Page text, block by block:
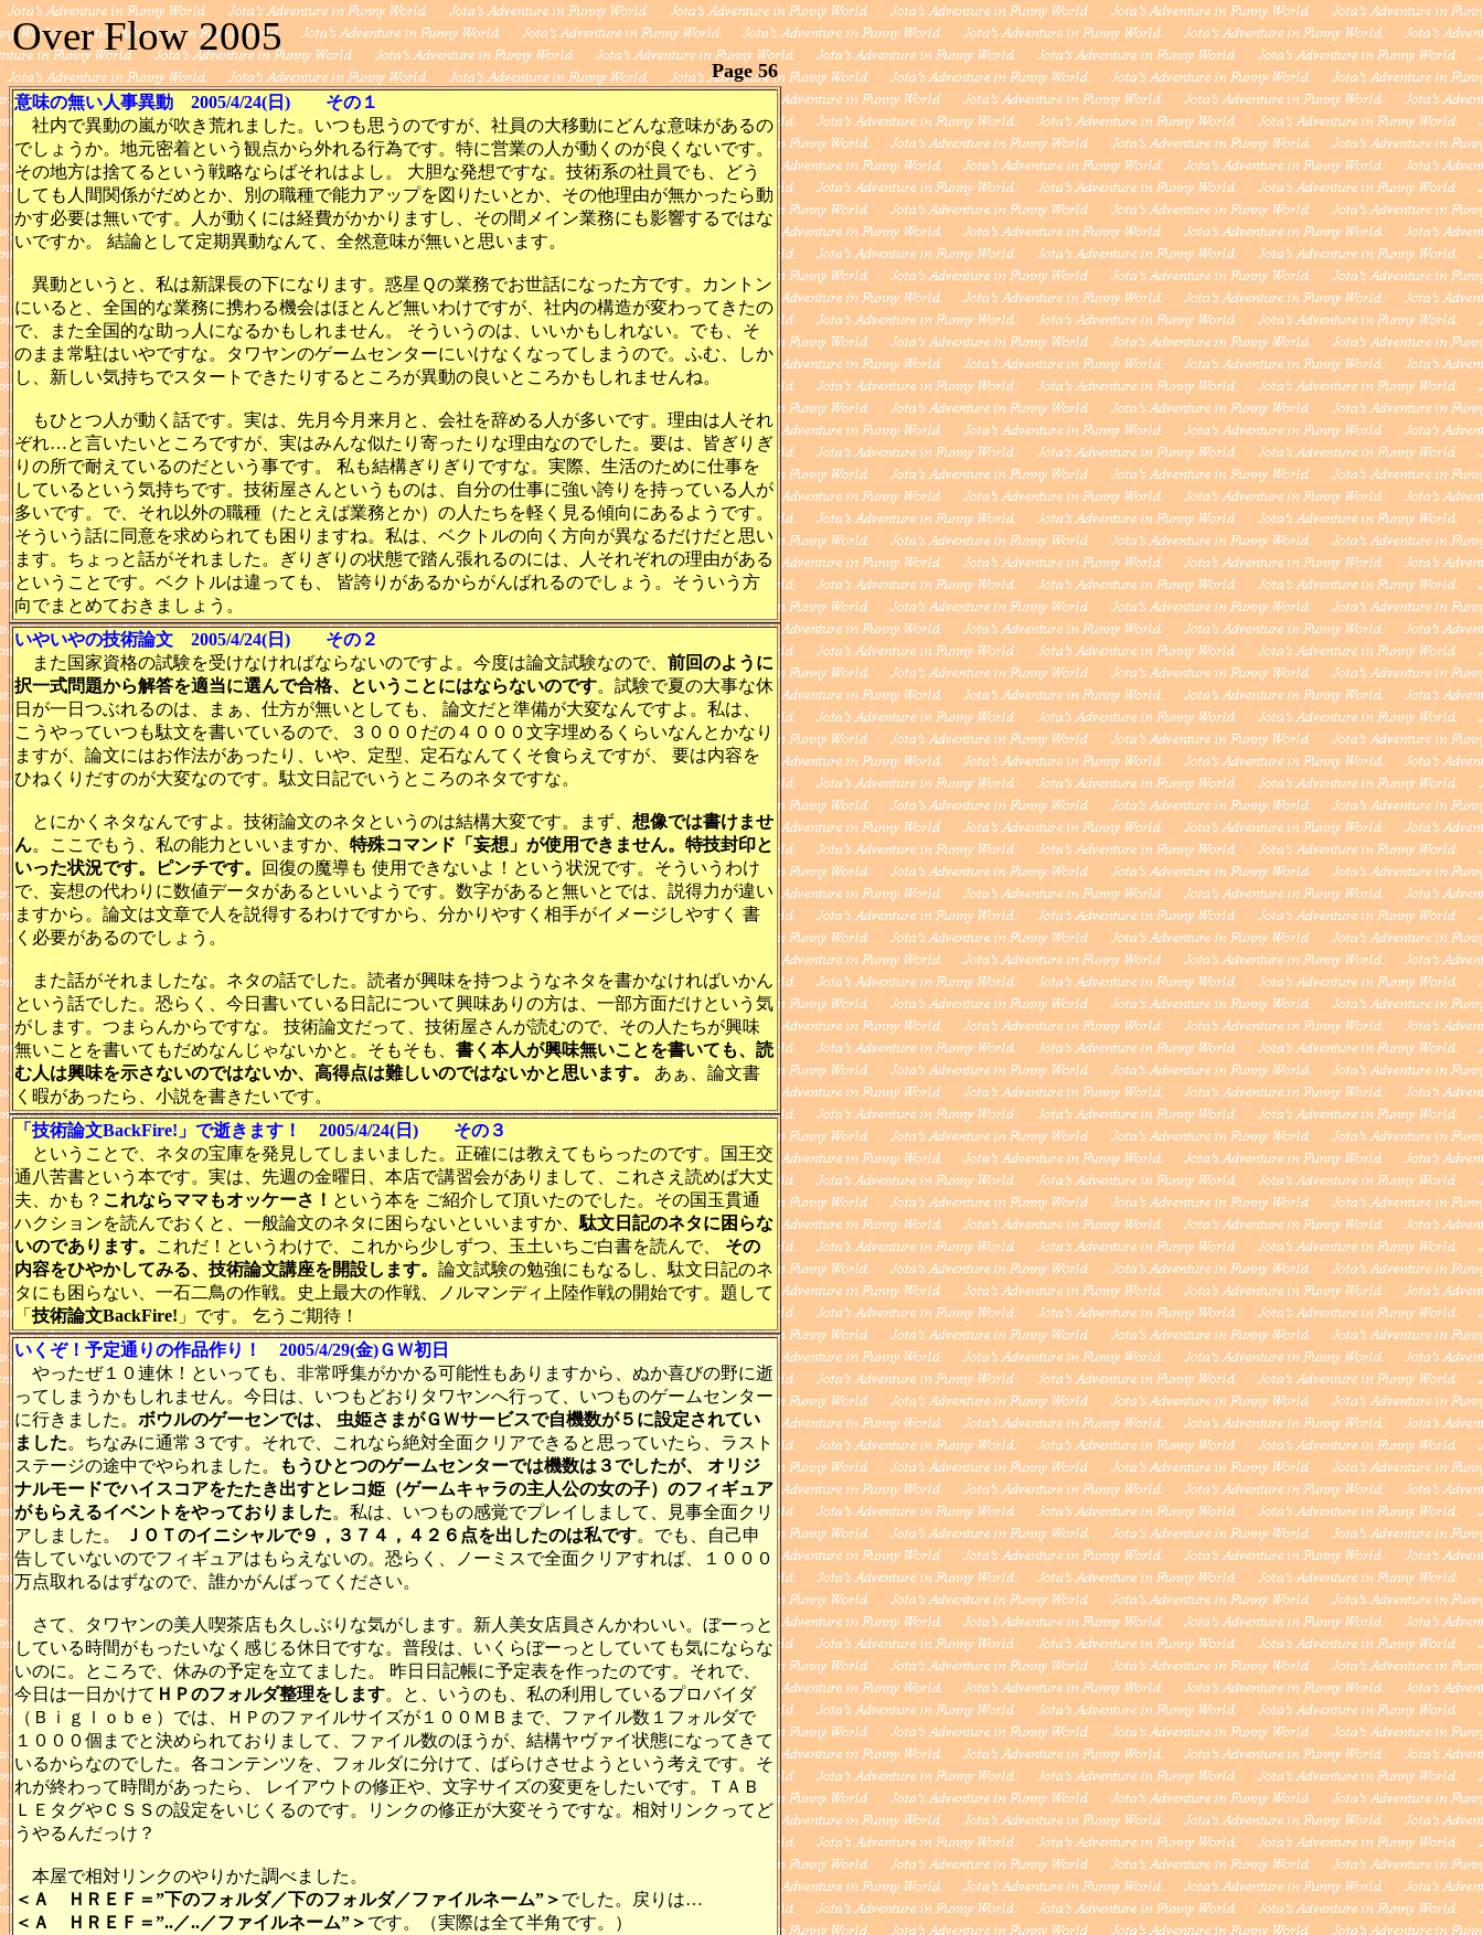
Over Flow 2005
Page 56
意味の無い人事異動 2005/4/24(日) その１
社内で異動の嵐が吹き荒れました。いつも思うのですが、社員の大移動にどんな意味があるの
でしょうか。地元密着という観点から外れる行為です。特に営業の人が動くのが良くないです。
その地方は捨てるという戦略ならばそれはよし。 大胆な発想ですな。技術系の社員でも、どう
しても人間関係がだめとか、別の職種で能力アップを図りたいとか、その他理由が無かったら動
かす必要は無いです。人が動くには経費がかかりますし、その間メイン業務にも影響するではな
いですか。 結論として定期異動なんて、全然意味が無いと思います。
異動というと、私は新課長の下になります。惑星Ｑの業務でお世話になった方です。カントン
にいると、全国的な業務に携わる機会はほとんど無いわけですが、社内の構造が変わってきたの
で、また全国的な助っ人になるかもしれません。 そういうのは、いいかもしれない。でも、そ
のまま常駐はいやですな。タワヤンのゲームセンターにいけなくなってしまうので。ふむ、しか
し、新しい気持ちでスタートできたりするところが異動の良いところかもしれませんね。
もひとつ人が動く話です。実は、先月今月来月と、会社を辞める人が多いです。理由は人それ
ぞれ…と言いたいところですが、実はみんな似たり寄ったりな理由なのでした。要は、皆ぎりぎ
りの所で耐えているのだという事です。 私も結構ぎりぎりですな。実際、生活のために仕事を
しているという気持ちです。技術屋さんというものは、自分の仕事に強い誇りを持っている人が
多いです。で、それ以外の職種（たとえば業務とか）の人たちを軽く見る傾向にあるようです。
そういう話に同意を求められても困りますね。私は、ベクトルの向く方向が異なるだけだと思い
ます。ちょっと話がそれました。ぎりぎりの状態で踏ん張れるのには、人それぞれの理由がある
ということです。ベクトルは違っても、 皆誇りがあるからがんばれるのでしょう。そういう方
向でまとめておきましょう。
いやいやの技術論文 2005/4/24(日) その２
また国家資格の試験を受けなければならないのですよ。今度は論文試験なので、 前回のように
択一式問題から解答を適当に選んで合格、ということにはならないのです。試験で夏の大事な休
日が一日つぶれるのは、まぁ、仕方が無いとしても、 論文だと準備が大変なんですよ。私は、
こうやっていつも駄文を書いているので、３０００だの４０００文字埋めるくらいなんとかなり
ますが、論文にはお作法があったり、いや、定型、定石なんてくそ食らえですが、 要は内容を
ひねくりだすのが大変なのです。駄文日記でいうところのネタですな。
とにかくネタなんですよ。技術論文のネタというのは結構大変です。まず、 想像では書けませ
ん。ここでもう、私の能力といいますか、 特殊コマンド「妄想」が使用できません。特技封印と
いった状況です。ピンチです。
回復の魔導も 使用できないよ！という状況です。そういうわけ
で、妄想の代わりに数値データがあるといいようです。数字があると無いとでは、説得力が違い
ますから。論文は文章で人を説得するわけですから、分かりやすく相手がイメージしやすく 書
く必要があるのでしょう。
また話がそれましたな。ネタの話でした。読者が興味を持つようなネタを書かなければいかん
という話でした。恐らく、今日書いている日記について興味ありの方は、一部方面だけという気
がします。つまらんからですな。 技術論文だって、技術屋さんが読むので、その人たちが興味
無いことを書いてもだめなんじゃないかと。そもそも、 書く本人が興味無いことを書いても、読
む人は興味を示さないのではないか、高得点は難しいのではないかと思います。
あぁ、論文書
く暇があったら、小説を書きたいです。
「技術論文BackFire!」で逝きます！ 2005/4/24(日) その３
ということで、ネタの宝庫を発見してしまいました。正確には教えてもらったのです。国王交
通八苦書という本です。実は、先週の金曜日、本店で講習会がありまして、これさえ読めば大丈
夫、かも？ これならママもオッケーさ！ という本を ご紹介して頂いたのでした。その国玉貫通
ハクションを読んでおくと、一般論文のネタに困らないといいますか、駄文日記のネタに困らな
いのであります。
これだ！というわけで、これから少しずつ、玉土いちご白書を読んで、 その
内容をひやかしてみる、技術論文講座を開設します。 論文試験の勉強にもなるし、駄文日記のネ
タにも困らない、一石二鳥の作戦。史上最大の作戦、ノルマンディ上陸作戦の開始です。題して
「 技術論文BackFire! 」です。 乞うご期待！
いくぞ！予定通りの作品作り！ 2005/4/29(金)ＧＷ初日
やったぜ１０連休！といっても、非常呼集がかかる可能性もありますから、ぬか喜びの野に逝
ってしまうかもしれません。今日は、いつもどおりタワヤンへ行って、いつものゲームセンター
に行きました。 ボウルのゲーセンでは、 虫姫さまがＧＷサービスで自機数が５に設定されてい
ました。ちなみに通常３です。それで、これなら絶対全面クリアできると思っていたら、ラスト
ステージの途中でやられました。
もうひとつのゲームセンターでは機数は３でしたが、 オリジ
ナルモードでハイスコアをたたき出すとレコ姫（ゲームキャラの主人公の女の子）のフィギュア
がもらえるイベントをやっておりました。私は、いつもの感覚でプレイしまして、見事全面クリ
アしました。
ＪＯＴのイニシャルで９，３７４，４２６点を出したのは私です。でも、自己申
告していないのでフィギュアはもらえないの。恐らく、ノーミスで全面クリアすれば、１０００
万点取れるはずなので、誰かがんばってください。
さて、タワヤンの美人喫茶店も久しぶりな気がします。新人美女店員さんかわいい。ぼーっと
している時間がもったいなく感じる休日ですな。普段は、いくらぼーっとしていても気にならな
いのに。ところで、休みの予定を立てました。 昨日日記帳に予定表を作ったのです。それで、
今日は一日かけて ＨＰのフォルダ整理をします。と、いうのも、私の利用しているプロバイダ
（Ｂｉｇｌｏｂｅ）では、ＨＰのファイルサイズが１００ＭＢまで、ファイル数１フォルダで
１０００個までと決められておりまして、ファイル数のほうが、結構ヤヴァイ状態になってきて
いるからなのでした。各コンテンツを、フォルダに分けて、ばらけさせようという考えです。そ
れが終わって時間があったら、 レイアウトの修正や、文字サイズの変更をしたいです。ＴＡＢ
ＬＥタグやＣＳＳの設定をいじくるのです。リンクの修正が大変そうですな。相対リンクってど
うやるんだっけ？
本屋で相対リンクのやりかた調べました。
＜Ａ ＨＲＥＦ＝”下のフォルダ／下のフォルダ／ファイルネーム”＞ でした。戻りは…
＜Ａ ＨＲＥＦ＝”..／..／ファイルネーム”＞ です。（実際は全て半角です。）